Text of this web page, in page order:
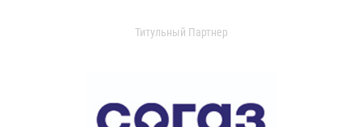
Титульный Партнер